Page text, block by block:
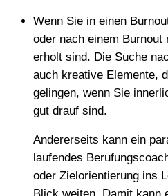
Wenn Sie in einen
oder nach einem
erholt sind. Die Suche
auch kreative Elemente,
gelingen, wenn Sie
gut drauf sind.
Andererseits kann ein
laufendes
oder Zielorientierung ins